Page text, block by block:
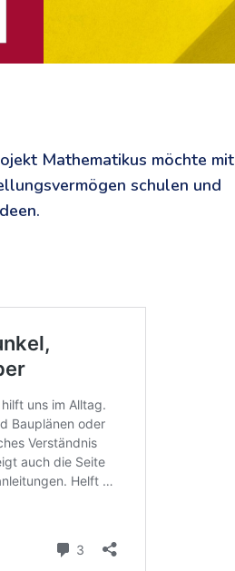
Mathematikus möchte mit
schulen und